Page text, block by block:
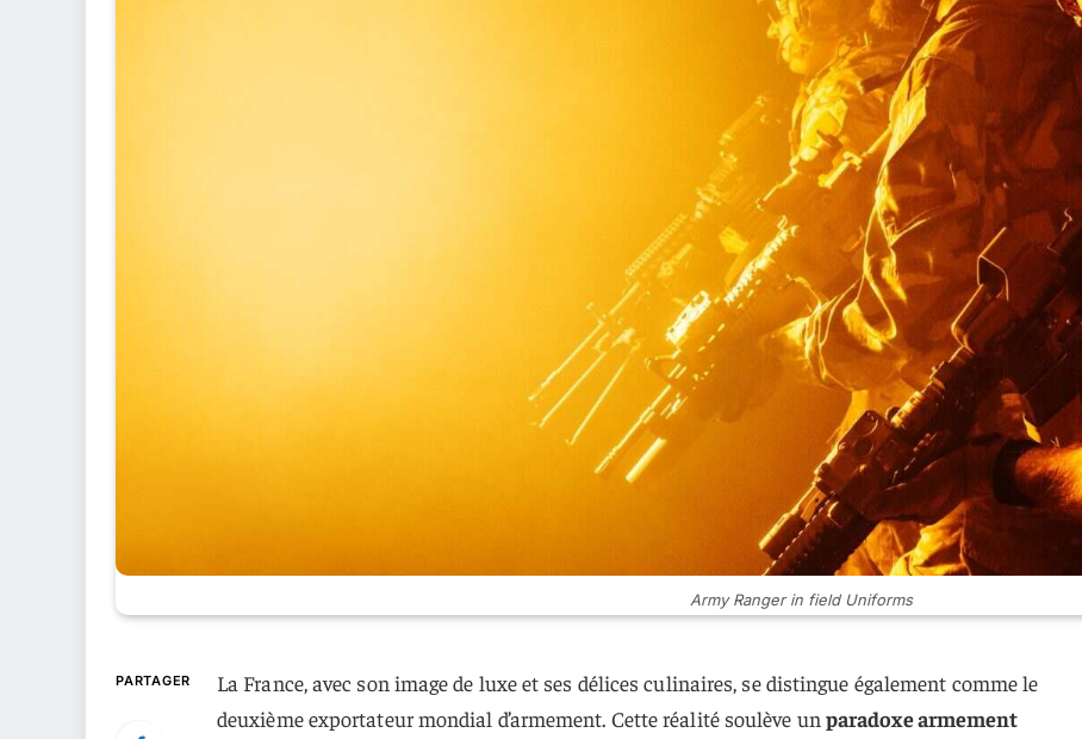
Army Ranger in field Uniforms
PARTAGER
La France, avec son image de luxe et ses délices culinaires, se distingue également comme le
deuxième exportateur mondial d’armement. Cette réalité soulève un paradoxe armement